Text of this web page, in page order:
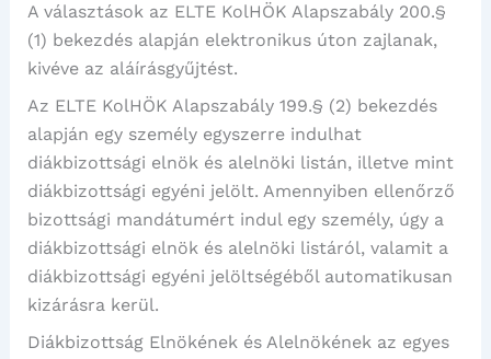
A választások az ELTE KolHÖK Alapszabály 200.§
(1) bekezdés alapján elektronikus úton zajlanak,
kivéve az aláírásgyűjtést.
Az ELTE KolHÖK Alapszabály 199.§ (2) bekezdés
alapján egy személy egyszerre indulhat
diákbizottsági elnök és alelnöki listán, illetve mint
diákbizottsági egyéni jelölt. Amennyiben ellenőrző
bizottsági mandátumért indul egy személy, úgy a
diákbizottsági elnök és alelnöki listáról, valamit a
diákbizottsági egyéni jelöltségéből automatikusan
kizárásra kerül.
Diákbizottság Elnökének és Alelnökének az egyes